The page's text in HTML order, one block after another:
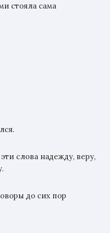
стояла сама
слова надежду, веру,
до сих пор